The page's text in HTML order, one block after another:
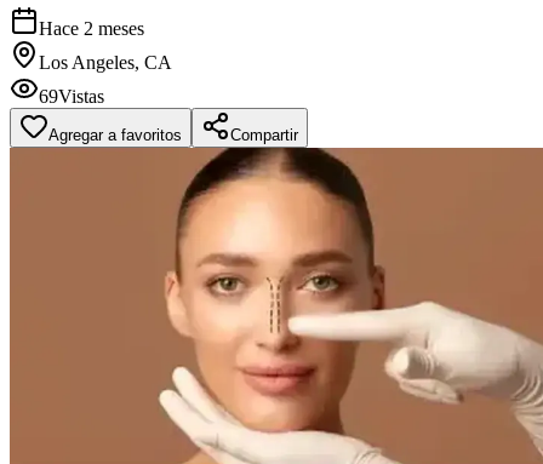
Hace 2 meses
Los Angeles, CA
69Vistas
Agregar a favoritos Compartir